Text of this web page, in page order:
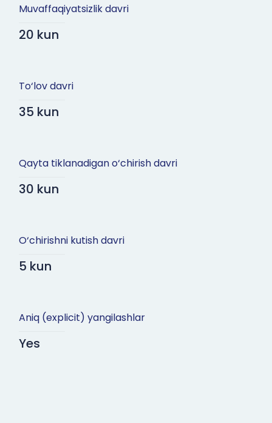
Muvaffaqiyatsizlik davri
20 kun
To‘lov davri
35 kun
Qayta tiklanadigan o‘chirish davri
30 kun
O‘chirishni kutish davri
5 kun
Aniq (explicit) yangilashlar
Yes